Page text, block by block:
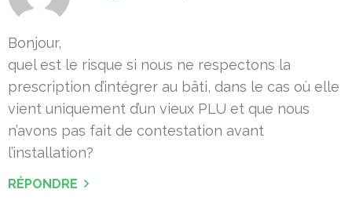
Bonjour,
quel est le risque si nous ne respectons la
prescription d’intégrer au bâti, dans le cas où elle
vient uniquement d’un vieux PLU et que nous
n’avons pas fait de contestation avant
l’installation?
RÉPONDRE